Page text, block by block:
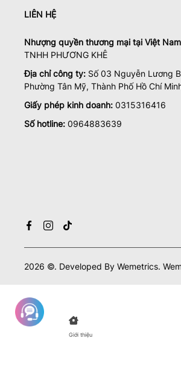
LIÊN HỆ
Nhượng quyền thương mại tại Việt
TNHH PHƯƠNG KHÊ
Địa chỉ công ty: Số 03 Nguyễn Lương
Phường Tân Mỹ, Thành Phố Hồ Chí
Giấy phép kinh doanh: 0315316416
Số hotline: 0964883639
2026 ©. Developed By Wemetrics.
Giới thiệu